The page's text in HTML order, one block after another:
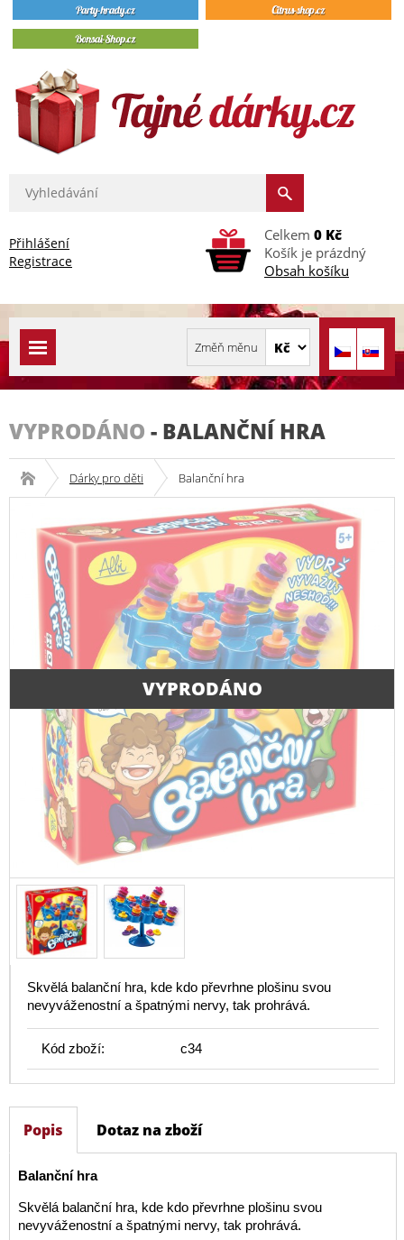
Přihlášení
Registrace
Celkem 0 Kč
Košík je prázdný
Obsah košíku
VYPRODÁNO - BALANČNÍ HRA
Dárky pro děti Balanční hra
VYPRODÁNO
Skvělá balanční hra, kde kdo převrhne plošinu svou
nevyváženostní a špatnými nervy, tak prohrává.
Kód zboží: c34
Popis Dotaz na zboží
Balanční hra
Skvělá balanční hra, kde kdo převrhne plošinu svou
nevyváženostní a špatnými nervy, tak prohrává.